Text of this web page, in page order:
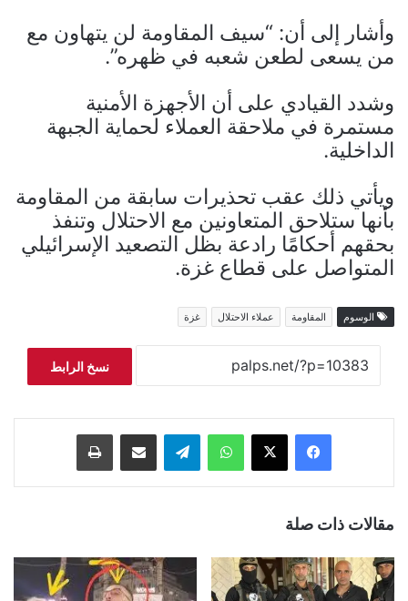
وأشار إلى أن: “سيف المقاومة لن يتهاون مع
من يسعى لطعن شعبه في ظهره”.
وشدد القيادي على أن الأجهزة الأمنية
مستمرة في ملاحقة العملاء لحماية الجبهة
الداخلية.
ويأتي ذلك عقب تحذيرات سابقة من المقاومة
بأنها ستلاحق المتعاونين مع الاحتلال وتنفذ
بحقهم أحكامًا رادعة بظل التصعيد الإسرائيلي
المتواصل على قطاع غزة.
الوسوم المقاومة عملاء الاحتلال غزة
نسخ الرابط
فيسبوك ‫X واتساب تيلقرام مشاركة عبر البريد طباعة
مقالات ذات صلة